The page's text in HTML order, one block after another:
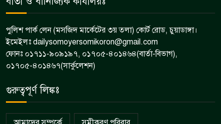
পুলিশ পার্ক লেন (মসজিদ মার্কেটের ৩য় তলা) কোর্ট রোড, চুয়াডাঙ্গা।
ইমেইলঃ dailysomoyersomikoron@gmail.com
ফোনঃ ০১৭১১-৯০৯১৯৭, ০১৭০৫-৪০১৪৬৪(বার্তা-বিভাগ),
০১৭০৫-৪০১৪৬৭(সার্কুলেশন)
গুরুত্বপূর্ণ লিঙ্কঃ